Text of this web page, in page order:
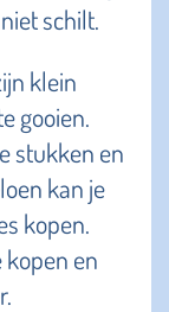
schilt.
klein
gooien.
stukken en
kan je
kopen.
kopen en